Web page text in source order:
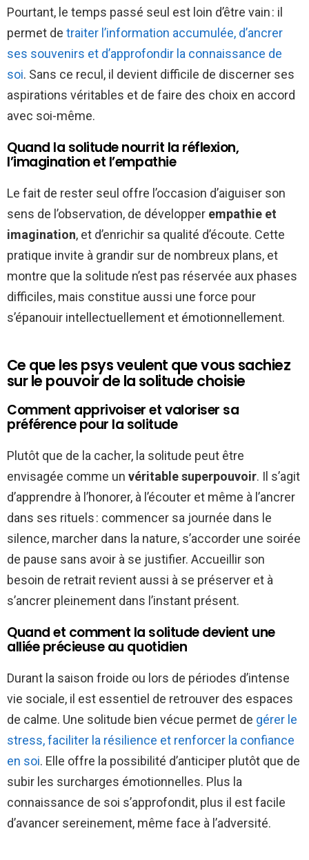
Pourtant, le temps passé seul est loin d’être vain : il
permet de traiter l’information accumulée, d’ancrer
ses souvenirs et d’approfondir la connaissance de
soi. Sans ce recul, il devient difficile de discerner ses
aspirations véritables et de faire des choix en accord
avec soi-même.
Quand la solitude nourrit la réflexion,
l’imagination et l’empathie
Le fait de rester seul offre l’occasion d’aiguiser son
sens de l’observation, de développer empathie et
imagination, et d’enrichir sa qualité d’écoute. Cette
pratique invite à grandir sur de nombreux plans, et
montre que la solitude n’est pas réservée aux phases
difficiles, mais constitue aussi une force pour
s’épanouir intellectuellement et émotionnellement.
Ce que les psys veulent que vous sachiez
sur le pouvoir de la solitude choisie
Comment apprivoiser et valoriser sa
préférence pour la solitude
Plutôt que de la cacher, la solitude peut être
envisagée comme un véritable superpouvoir. Il s’agit
d’apprendre à l’honorer, à l’écouter et même à l’ancrer
dans ses rituels : commencer sa journée dans le
silence, marcher dans la nature, s’accorder une soirée
de pause sans avoir à se justifier. Accueillir son
besoin de retrait revient aussi à se préserver et à
s’ancrer pleinement dans l’instant présent.
Quand et comment la solitude devient une
alliée précieuse au quotidien
Durant la saison froide ou lors de périodes d’intense
vie sociale, il est essentiel de retrouver des espaces
de calme. Une solitude bien vécue permet de gérer le
stress, faciliter la résilience et renforcer la confiance
en soi. Elle offre la possibilité d’anticiper plutôt que de
subir les surcharges émotionnelles. Plus la
connaissance de soi s’approfondit, plus il est facile
d’avancer sereinement, même face à l’adversité.